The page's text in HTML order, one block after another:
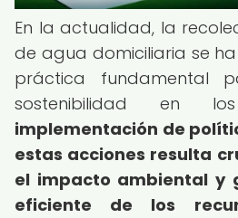
En la actualidad, la
de agua domiciliaria se
práctica fundamental
sostenibilidad en
implementación de
estas acciones resulta
el impacto ambiental y
eficiente de los